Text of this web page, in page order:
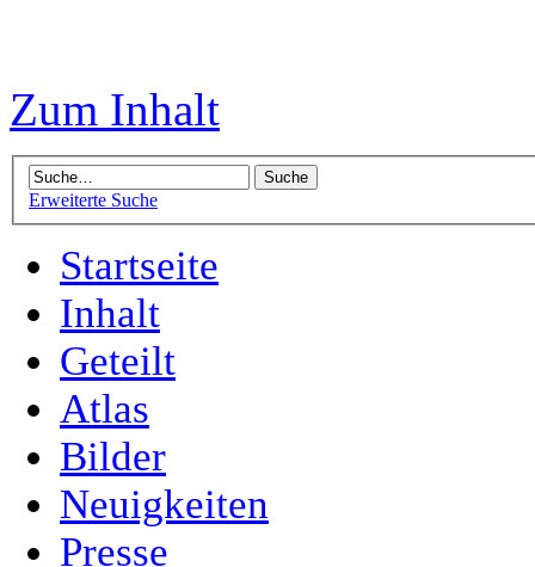
Zum Inhalt
Erweiterte Suche
Startseite
Inhalt
Geteilt
Atlas
Bilder
Neuigkeiten
Presse